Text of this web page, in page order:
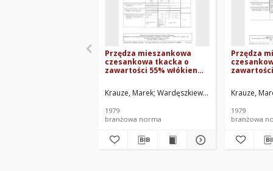
Przędza mieszankowa
czesankowa tkacka o
zawartości 55% włókien
poliestrowych oraz 45%
włókien wełnianych i 55%
78/7541-02 Arkusz 03
Krauze, Marek Wardęszkiewicz, Eugeniusz
1979
branżowa norma
Przędza
02 Arkusz
Krauze,
1979
branżowa